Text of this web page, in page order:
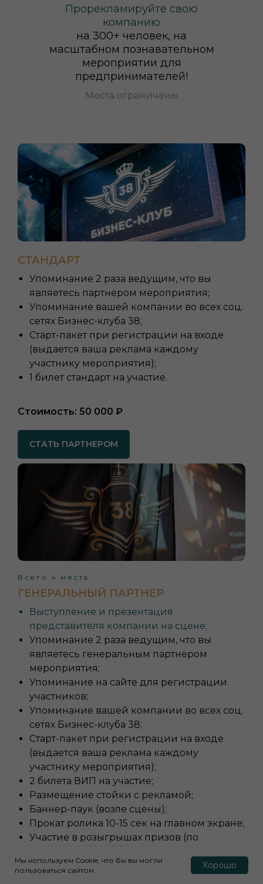
Прорекламируйте свою
компанию
на 300+ человек, на
масштабном познавательном
мероприятии для
предпринимателей!
Места ограничены
СТАТЬ ПАРТНЕРОМ
СТАНДАРТ
Упоминание 2 раза ведущим, что вы
являетесь партнером мероприятия;
Упоминание вашей компании во всех соц.
сетях Бизнес-клуба 38;
Старт-пакет при регистрации на входе
(выдается ваша реклама каждому
участнику мероприятия);
1 билет стандарт на участие.
Стоимость: 50 000 ₽
СТАТЬ ПАРТНЕРОМ
Всего 4 места
ГЕНЕРАЛЬНЫЙ ПАРТНЕР
Выступление и презентация
представителя компании на сцене;
Упоминание 2 раза ведущим, что вы
являетесь генеральным партнером
мероприятия;
Упоминание на сайте для регистрации
участников;
Упоминание вашей компании во всех соц.
сетях Бизнес-клуба 38;
Старт-пакет при регистрации на входе
(выдается ваша реклама каждому
участнику мероприятия);
2 билета ВИП на участие;
Размещение стойки с рекламой;
Баннер-паук (возле сцены);
Прокат ролика 10-15 сек на главном экране;
Участие в розыгрышах призов (по
предоставить подарок на розыгрыш от
Мы используем Cookie, что бы вы могли
пользоваться сайтом
Хорошо